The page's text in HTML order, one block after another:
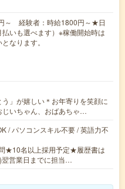
～ 経験者：時給1800円～★日
いも選べます）※稼働開始時は
なります。
」が嬉しい＊お年寄りを笑顔に
じいちゃん、おばあちゃ…
/ パソコンスキル不要 / 英語力不
★10名以上採用予定★履歴書は
営業日までに担当…